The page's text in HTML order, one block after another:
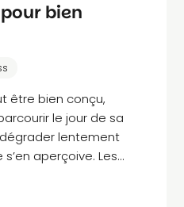
bien
être bien conçu,
le jour de sa
lentement
aperçoive. Les
un formulaire cesse